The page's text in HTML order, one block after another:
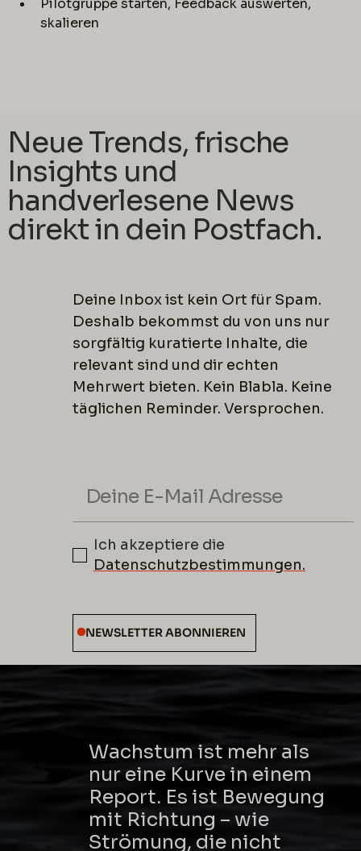
Pilotgruppe starten, Feedback auswerten,
skalieren
Neue Trends, frische
Insights und
handverlesene News
direkt in dein Postfach.
Deine Inbox ist kein Ort für Spam.
Deshalb bekommst du von uns nur
sorgfältig kuratierte Inhalte, die
relevant sind und dir echten
Mehrwert bieten. Kein Blabla. Keine
täglichen Reminder. Versprochen.
Ich akzeptiere die
Datenschutzbestimmungen.
NEWSLETTER ABONNIEREN
Wachstum ist mehr als
nur eine Kurve in einem
Report. Es ist Bewegung
mit Richtung – wie
Strömung, die nicht